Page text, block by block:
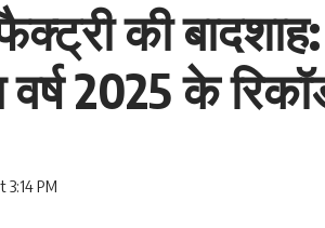
की
वर्ष 2025 के
PM